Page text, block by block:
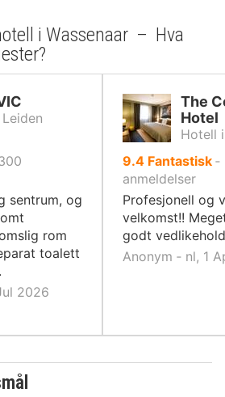
i Wassenaar – Hva
sentrum, og
rom
toalett
2026
The
Hotel
Hotell
9.4av
10,
Fantastisk ‐
anmeldelser
Profesjonell og
velkomst!!
godt
Anonym ‐ nl, 1